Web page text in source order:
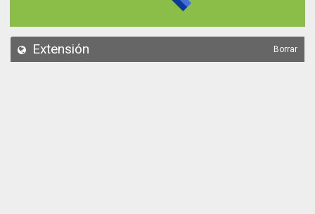
API
Extensión Borrar